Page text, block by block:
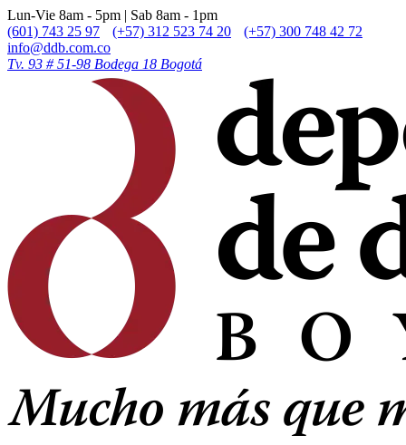
Lun-Vie 8am - 5pm | Sab 8am - 1pm
(601) 743 25 97
(+57) 312 523 74 20
(+57) 300 748 42 72
info@ddb.com.co
Tv. 93 # 51-98 Bodega 18 Bogotá